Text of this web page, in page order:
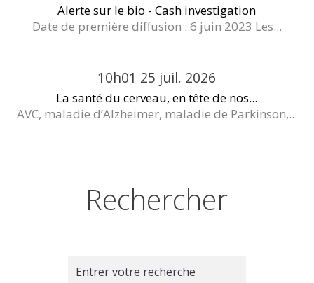
Alerte sur le bio - Cash investigation
Date de première diffusion : 6 juin 2023 Les...
10h01 25 juil. 2026
La santé du cerveau, en tête de nos...
AVC, maladie d’Alzheimer, maladie de Parkinson,...
Rechercher